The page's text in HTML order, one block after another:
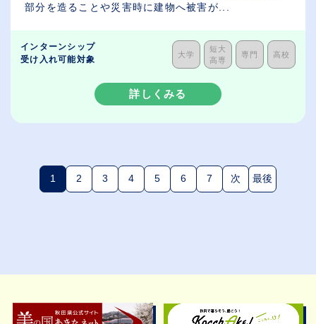
部分を造ることや災害時に建物へ被害が...
インターンシップ
受け入れ可能対象
大学
短大
高専
専門 高校
詳しくみる
1(現在のページ)
2 3 4 5 6 7 次 最後